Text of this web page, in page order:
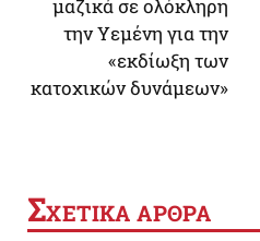
μαζικά σε ολόκληρη
την Υεμένη για την
«εκδίωξη των
κατοχικών δυνάμεων»
ΣΧΕΤΙΚΑ ΑΡΘΡΑ